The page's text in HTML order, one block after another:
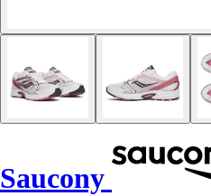
Saucony